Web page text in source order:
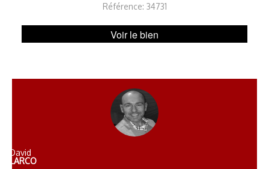
Référence: 34731
Voir le bien
David
LARCO